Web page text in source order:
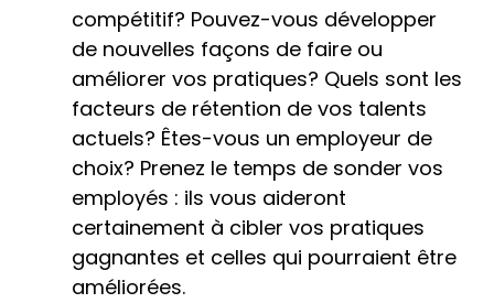
compétitif? Pouvez-vous développer
de nouvelles façons de faire ou
améliorer vos pratiques? Quels sont les
facteurs de rétention de vos talents
actuels? Êtes-vous un employeur de
choix? Prenez le temps de sonder vos
employés : ils vous aideront
certainement à cibler vos pratiques
gagnantes et celles qui pourraient être
améliorées.